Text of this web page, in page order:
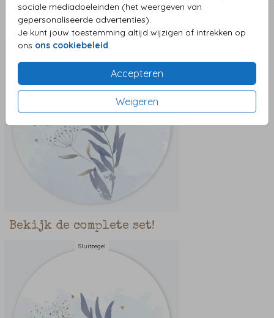
sociale mediadoeleinden (het weergeven van
gepersonaliseerde advertenties).
Je kunt jouw toestemming altijd wijzigen of intrekken op
ons ons cookiebeleid
Accepteren
Weigeren
Deze zijn ook leuk!
Sluitzegel
Bekijk de complete set!
Sluitzegel